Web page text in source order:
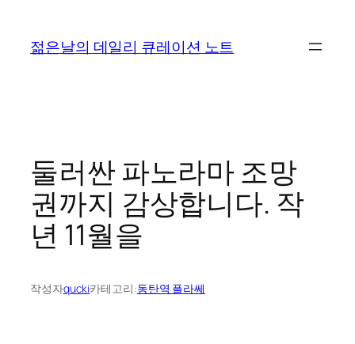
젊은날의 데일리 큐레이션 노트
둘러싼 파노라마 조망
권까지 감상합니다. 작
년 11월을
작성자qucki카테고리:동탄역 플라쎄